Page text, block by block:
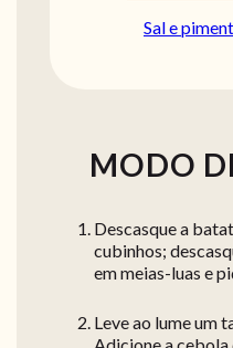
Sal e
MODO
Descasque a
cubinhos;
em meias-luas e
Leve ao lume um